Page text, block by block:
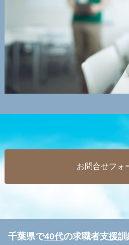
お問合せフォ
千葉県で40代の求職者支援